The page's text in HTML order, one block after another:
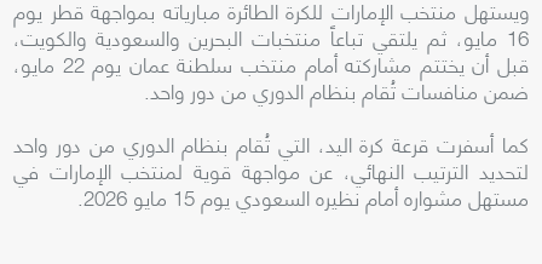
ويستهل منتخب الإمارات للكرة الطائرة مبارياته بمواجهة قطر يوم
16 مايو، ثم يلتقي تباعاً منتخبات البحرين والسعودية والكويت،
قبل أن يختتم مشاركته أمام منتخب سلطنة عمان يوم 22 مايو،
ضمن منافسات تُقام بنظام الدوري من دور واحد.
كما أسفرت قرعة كرة اليد، التي تُقام بنظام الدوري من دور واحد
لتحديد الترتيب النهائي، عن مواجهة قوية لمنتخب الإمارات في
مستهل مشواره أمام نظيره السعودي يوم 15 مايو 2026.